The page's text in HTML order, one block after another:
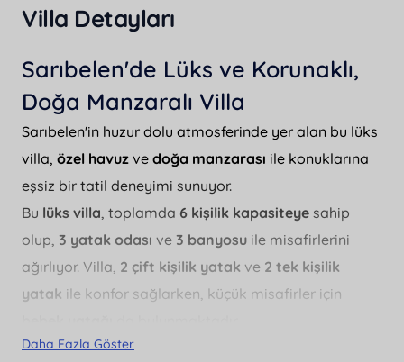
Villa Detayları
Sarıbelen'de Lüks ve Korunaklı,
Doğa Manzaralı Villa
Sarıbelen'in huzur dolu atmosferinde yer alan bu lüks
villa, özel havuz ve doğa manzarası ile konuklarına
eşsiz bir tatil deneyimi sunuyor.
Bu lüks villa, toplamda 6 kişilik kapasiteye sahip
olup, 3 yatak odası ve 3 banyosu ile misafirlerini
ağırlıyor. Villa, 2 çift kişilik yatak ve 2 tek kişilik
yatak ile konfor sağlarken, küçük misafirler için
Geniş bahçesinde
Daha Fazla Göster